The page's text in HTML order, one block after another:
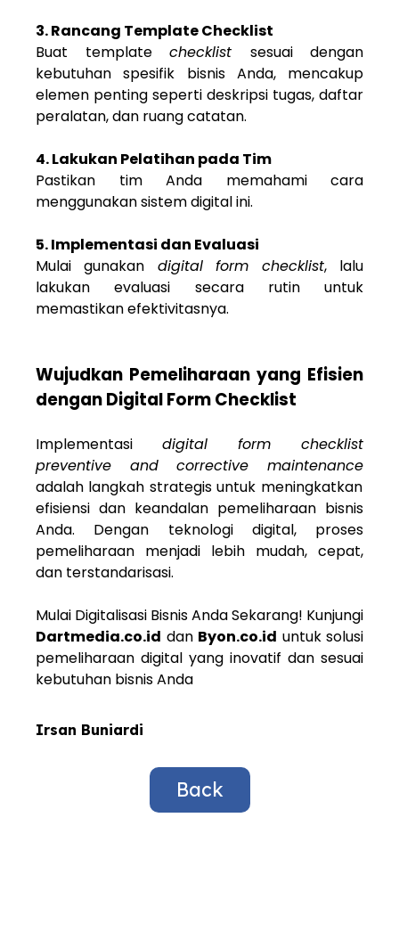
3. Rancang Template Checklist
Buat template checklist sesuai dengan
kebutuhan spesifik bisnis Anda, mencakup
elemen penting seperti deskripsi tugas, daftar
peralatan, dan ruang catatan.
4. Lakukan Pelatihan pada Tim
Pastikan tim Anda memahami cara
menggunakan sistem digital ini.
5. Implementasi dan Evaluasi
Mulai gunakandigital form checklist, lalu
lakukan evaluasi secara rutin untuk
memastikan efektivitasnya.
Wujudkan Pemeliharaan yang Efisien
dengan Digital Form Checklist
Implementasi digital form checklist
preventive and corrective maintenance
adalah langkah strategis untuk meningkatkan
efisiensi dan keandalan pemeliharaan bisnis
Anda. Dengan teknologi digital, proses
pemeliharaan menjadi lebih mudah, cepat,
dan terstandarisasi.
Mulai Digitalisasi Bisnis Anda Sekarang! Kunjungi
Dartmedia.co.id dan Byon.co.id untuk solusi
pemeliharaan digital yang inovatif dan sesuai
kebutuhan bisnis Anda
Irsan Buniardi
Back